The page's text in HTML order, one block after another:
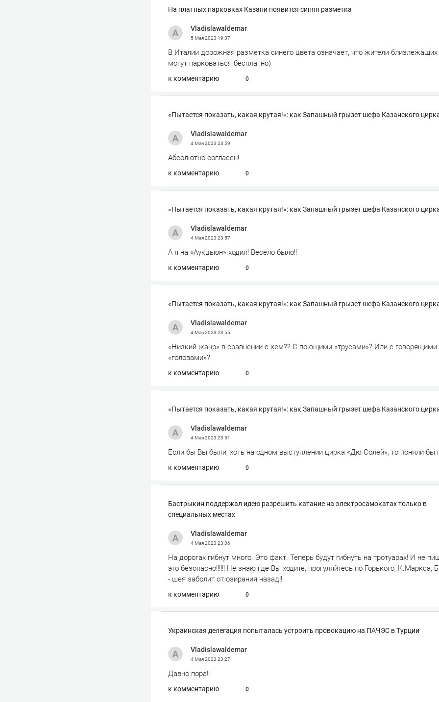
На платных парковках Казани появится синяя разметка
Vladislawaldemar
5 Мая 2023 19:37
В Италии дорожная разметка синего цвета означает, что жители
могут парковаться бесплатно)
к комментарию 0
«Пытается показать, какая крутая!»: как Запашный грызет шефа Казанского
Vladislawaldemar
4 Мая 2023 23:59
Абсолютно согласен!
к комментарию 0
«Пытается показать, какая крутая!»: как Запашный грызет шефа Казанского
Vladislawaldemar
4 Мая 2023 23:57
А я на «Аукцыон» ходил! Весело было!!
к комментарию 0
«Пытается показать, какая крутая!»: как Запашный грызет шефа Казанского
Vladislawaldemar
4 Мая 2023 23:55
«Низкий жанр» в сравнении с кем?? С поющими «трусами»? Или с говорящими
«головами»?
к комментарию 0
«Пытается показать, какая крутая!»: как Запашный грызет шефа Казанского
Vladislawaldemar
4 Мая 2023 23:51
Если бы Вы были, хоть на одном выступлении цирка «Дю Солей», то поняли бы
к комментарию 0
Бастрыкин поддержал идею разрешить катание на электросамокатах только в
специальных местах
Vladislawaldemar
4 Мая 2023 23:36
На дорогах гибнут много. Это факт. Теперь будут гибнуть на тротуарах! И не
это безопасно!!!!!! Не знаю где Вы ходите, прогуляйтесь по Горького, К.Маркса,
- шея заболит от озирания назад!!
к комментарию 0
Украинская делегация попыталась устроить провокацию на ПАЧЭС в Турции
Vladislawaldemar
4 Мая 2023 23:27
Давно пора!!
к комментарию 0